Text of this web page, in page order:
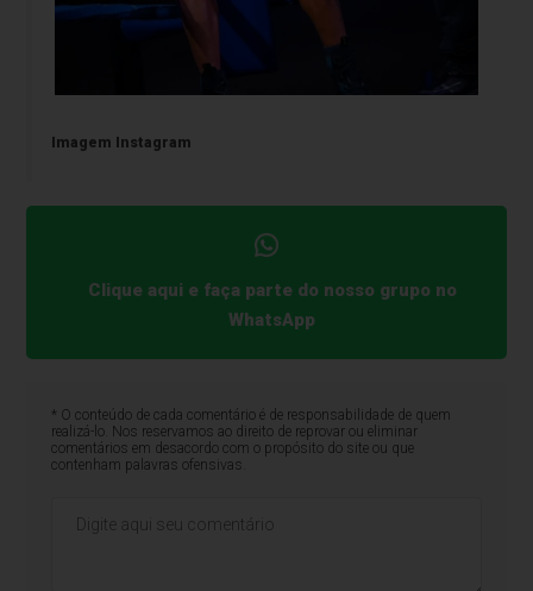
Imagem Instagram
Clique aqui e faça parte do nosso grupo no
WhatsApp
* O conteúdo de cada comentário é de responsabilidade de quem
realizá-lo. Nos reservamos ao direito de reprovar ou eliminar
comentários em desacordo com o propósito do site ou que
contenham palavras ofensivas.